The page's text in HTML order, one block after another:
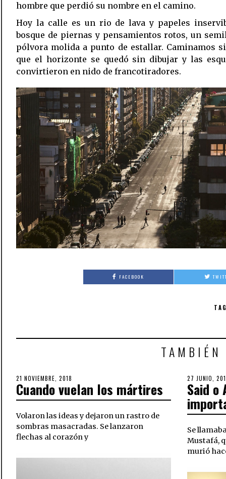
hombre que perdió su nombre en el camino.
Hoy la calle es un rio de lava y papeles
bosque de piernas y pensamientos rotos, un
pólvora molida a punto de estallar. Caminamos
que el horizonte se quedó sin dibujar y las
convirtieron en nido de francotiradores.
FACEBOOK
TAMBIÉN
POSTED
ON
21 NOVIEMBRE, 2018
NOVIEMBRE,
2018
Cuando vuelan los mártires
Volaron las ideas y dejaron un rastro de
sombras masacradas. Se lanzaron
flechas al corazón y
POSTED
ON
27 JUNIO,
Said o
Se
Mustafá,
murió